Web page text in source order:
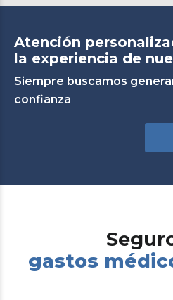
Atención
la experiencia de
Siempre buscamos
confianza
gastos